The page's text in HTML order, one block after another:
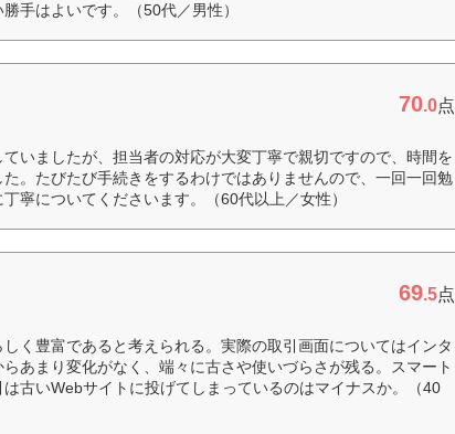
手はよいです。（50代／男性）
70.0点
いましたが、担当者の対応が大変丁寧で親切ですので、時間を
。たびたび手続きをするわけではありませんので、一回一回勉
寧についてくださいます。（60代以上／女性）
69.5点
く豊富であると考えられる。実際の取引画面についてはインタ
あまり変化がなく、端々に古さや使いづらさが残る。スマート
古いWebサイトに投げてしまっているのはマイナスか。（40